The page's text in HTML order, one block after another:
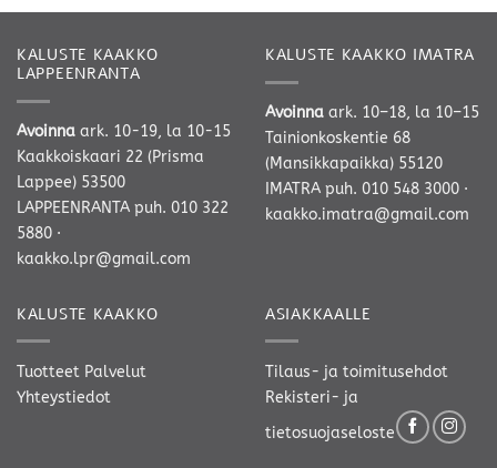
KALUSTE KAAKKO
LAPPEENRANTA
Avoinna ark. 10-19, la 10-15
Kaakkoiskaari 22 (Prisma
Lappee) 53500
LAPPEENRANTA puh. 010 322
5880 ·
kaakko.lpr@gmail.com
KALUSTE KAAKKO IMATRA
Avoinna ark. 10–18, la 10–15
Tainionkoskentie 68
(Mansikkapaikka) 55120
IMATRA puh. 010 548 3000 ·
kaakko.imatra@gmail.com
KALUSTE KAAKKO
Tuotteet Palvelut
Yhteystiedot
ASIAKKAALLE
Tilaus- ja toimitusehdot
Rekisteri- ja
tietosuojaseloste